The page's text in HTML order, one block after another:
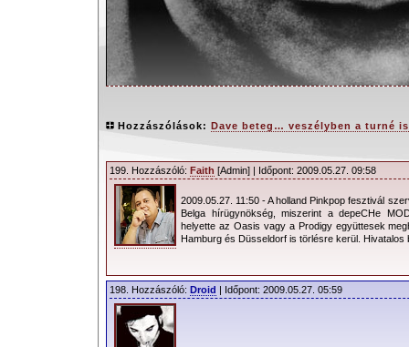
A depeCHe MODE „Sounds Of
turnéjának első izraeli állomása
athéni koncert Dave betegsége
rossz hírt a jelenlévő rajongók csak
produkciója után, néhány perccel a
tudták meg.
Hozzászólások: Dave beteg… veszélyben a turné
199. Hozzászóló: Faith [Admin] | Időpont: 2009.05.27. 09:58
2009.05.27. 11:50 - A holland Pinkpop fesztivál
Belga hírügynökség, miszerint a depeCHe
helyette az Oasis vagy a Prodigy együttesek
Hamburg és Düsseldorf is törlésre kerül.
198. Hozzászóló: Droid | Időpont: 2009.05.27. 05:59